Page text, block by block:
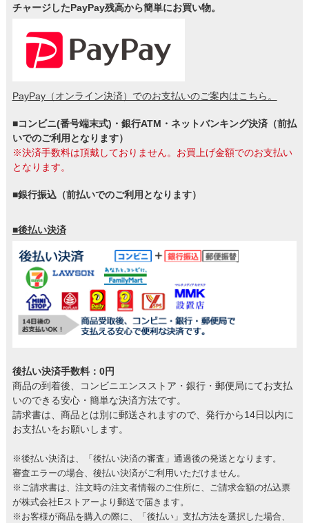
チャージしたPayPay残高から簡単にお買い物。
PayPay（オンライン決済）でのお支払いのご案内はこちら。
■コンビニ(番号端末式)・銀行ATM・ネットバンキング決済（前払
いでのご利用となります）
※決済手数料は頂戴しておりません。お買上げ金額でのお支払い
となります。
■銀行振込（前払いでのご利用となります）
■後払い決済
後払い決済手数料：0円
商品の到着後、コンビニエンスストア・銀行・郵便局にてお支払
いのできる安心・簡単な決済方法です。
請求書は、商品とは別に郵送されますので、発行から14日以内に
お支払いをお願いします。
※後払い決済は、「後払い決済の審査」通過後の発送となります。
審査エラーの場合、後払い決済がご利用いただけません。
※ご請求書は、注文時の注文者情報のご住所に、ご請求金額の払込票
が株式会社Eストアーより郵送で届きます。
※お客様が商品を購入の際に、「後払い」支払方法を選択した場合、